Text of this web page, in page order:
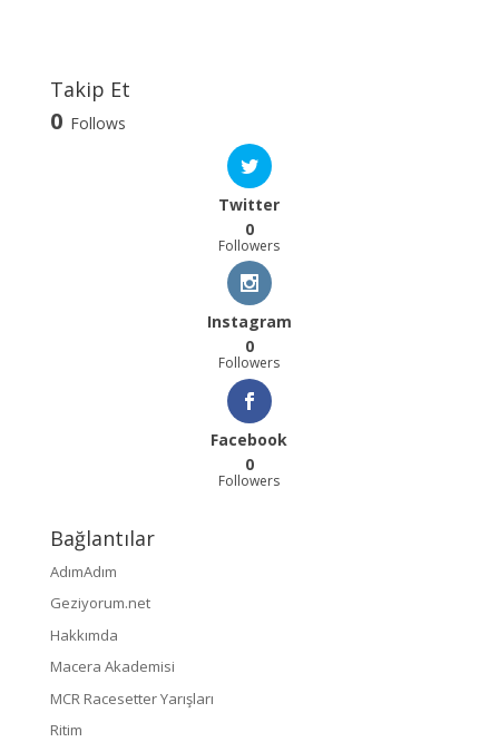
Takip Et
0 Follows
Twitter
0
Followers
Instagram
0
Followers
Facebook
0
Followers
Bağlantılar
AdımAdım
Geziyorum.net
Hakkımda
Macera Akademisi
MCR Racesetter Yarışları
Ritim